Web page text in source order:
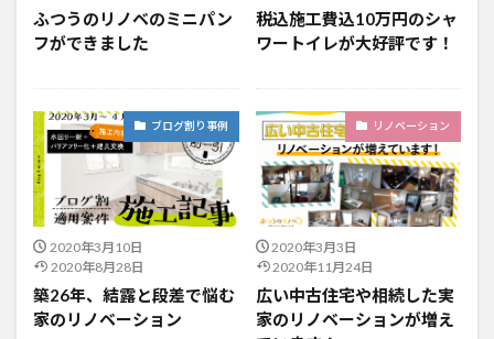
ふつうのリノベのミニパン
フができました
税込施工費込10万円のシャ
ワートイレが大好評です！
ブログ割り事例
2020年3月10日
2020年8月28日
築26年、結露と段差で悩む
家のリノベーション
リノベーション
2020年3月3日
2020年11月24日
広い中古住宅や相続した実
家のリノベーションが増え